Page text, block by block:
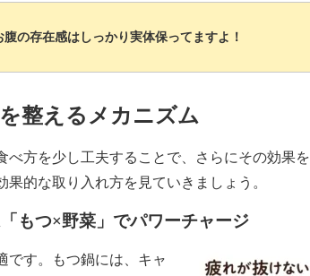
の存在感はしっかり実体保ってますよ！
整えるメカニズム
べ方を少し工夫することで、さらにその効果
的な取り入れ方を見ていきましょう。
もつ×野菜」でパワーチャージ
です。もつ鍋には、キャ